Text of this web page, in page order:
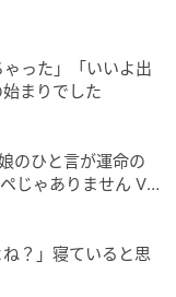
った」「いいよ出
まりでした
のひと言が運命の
じゃありません Vo
？」寝ていると思